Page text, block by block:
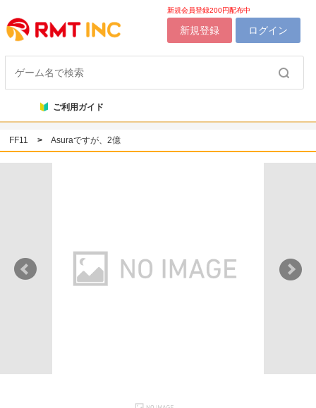
新規会員登録200円配布中
新規登録 ログイン
ご利用ガイド
FF11 > Asuraですが、2億